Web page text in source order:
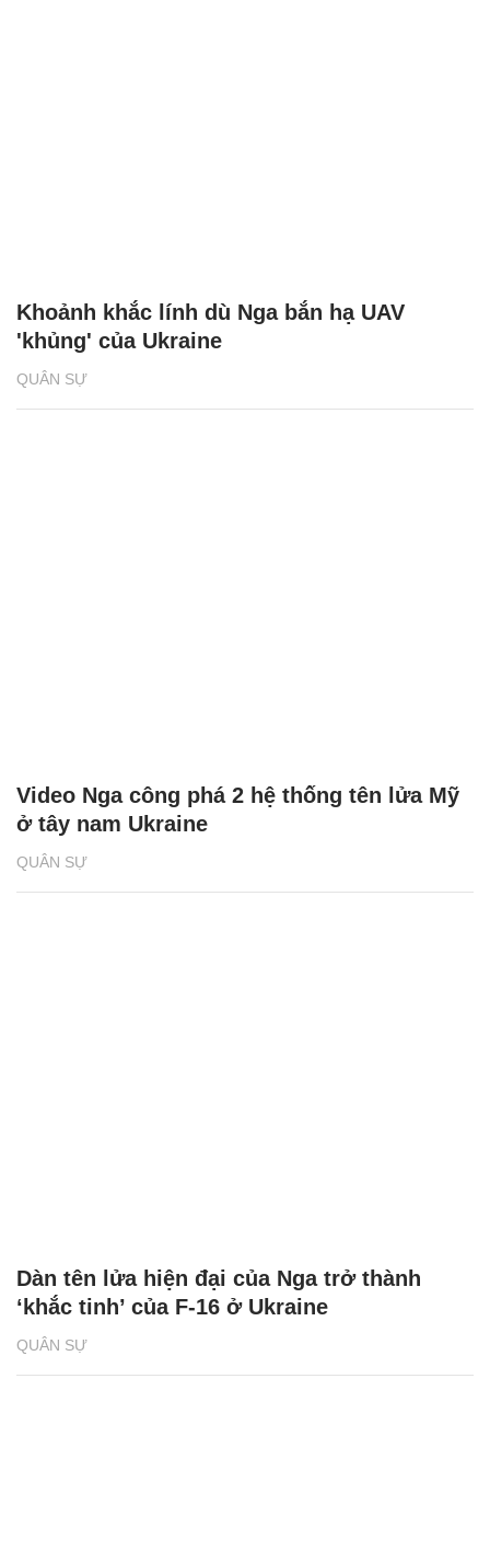
QUÂN SỰ
Khoảnh khắc lính dù Nga bắn hạ UAV
'khủng' của Ukraine
QUÂN SỰ
Video Nga công phá 2 hệ thống tên lửa Mỹ
ở tây nam Ukraine
QUÂN SỰ
Dàn tên lửa hiện đại của Nga trở thành
‘khắc tinh’ của F-16 ở Ukraine